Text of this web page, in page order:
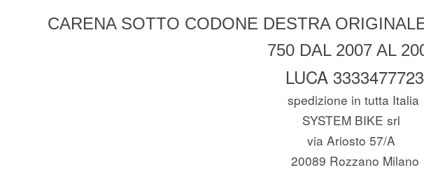
CARENA SOTTO CODONE DESTRA
750 DAL 2007 AL
LUCA 3333477723
spedizione in tutta Italia
SYSTEM BIKE srl
via Ariosto 57/A
20089 Rozzano Milano